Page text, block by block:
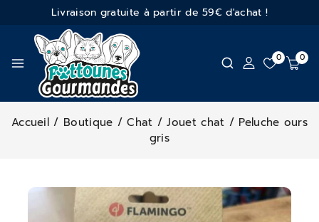
Livraison gratuite à partir de 59€ d'achat !
0 0
Accueil / Boutique / Chat / Jouet chat / Peluche ours
gris